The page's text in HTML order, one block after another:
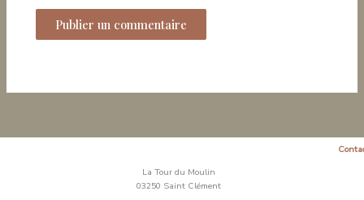
La Tour du Moulin
03250 Saint Clément